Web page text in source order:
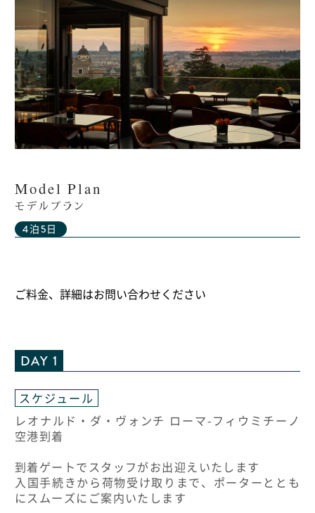
Model Plan
モデルプラン
4泊5日
ご料金、詳細はお問い合わせください
DAY 1
スケジュール
レオナルド・ダ・ヴォンチ ローマ-フィウミチーノ
空港到着
到着ゲートでスタッフがお出迎えいたします
入国手続きから荷物受け取りまで、ポーターととも
にスムーズにご案内いたします